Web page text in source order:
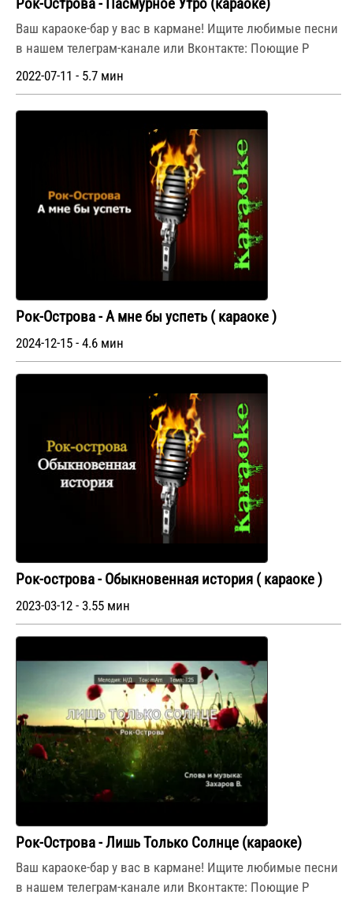
Рок-Острова - Пасмурное Утро (караоке)
Ваш караоке-бар у вас в кармане! Ищите любимые песни
в нашем телеграм-канале или Вконтакте: Поющие Р
2022-07-11 - 5.7 мин
Рок-Острова - А мне бы успеть ( караоке )
2024-12-15 - 4.6 мин
Рок-острова - Обыкновенная история ( караоке )
2023-03-12 - 3.55 мин
Рок-Острова - Лишь Только Солнце (караоке)
Ваш караоке-бар у вас в кармане! Ищите любимые песни
в нашем телеграм-канале или Вконтакте: Поющие Р